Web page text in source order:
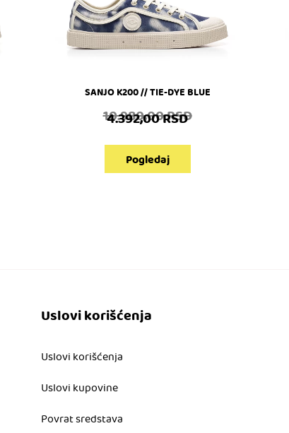
SANJO K200 // TIE-DYE BLUE
10.980,00RSD
4.392,00RSD
Pogledaj
Uslovi korišćenja
Uslovi korišćenja
Uslovi kupovine
Povrat sredstava